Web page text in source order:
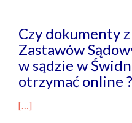
Czy dokumenty
Zastawów
w sądzie w
otrzymać online ?
[…]